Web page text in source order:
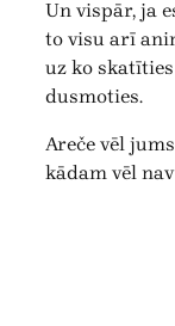
Un vispār, ja
to visu arī
uz ko
dusmoties.
Areče vēl
kādam vēl